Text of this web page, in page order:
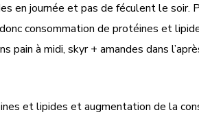
en journée et pas de féculent le soir.
consommation de protéines et
pain à midi, skyr + amandes dans
et lipides et augmentation de la